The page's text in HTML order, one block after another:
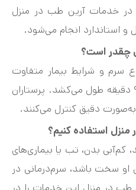
در خدمات آرین طب در منزل
و استاندارد انجام می‌شود.
چقدر است؟
سرم و شرایط بیمار متفاوت
است، اما معمولاً بین ۳۰ تا ۹۰ دقیقه طول می‌کشد. پرستاران
دقیق کنترل می‌کنند.
منزل استفاده کنیم؟
کم‌آبی بدن، تب یا بیماری‌های
او سخت باشد، سرم‌درمانی در